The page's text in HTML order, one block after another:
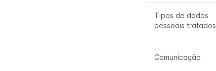
Tipos de dados
pessoais tratados
Comunicação